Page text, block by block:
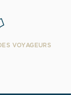
VOYAGEURS